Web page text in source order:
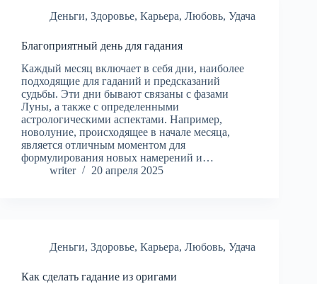
Деньги, Здоровье, Карьера, Любовь, Удача
Благоприятный день для гадания
Каждый месяц включает в себя дни, наиболее
подходящие для гаданий и предсказаний
судьбы. Эти дни бывают связаны с фазами
Луны, а также с определенными
астрологическими аспектами. Например,
новолуние, происходящее в начале месяца,
является отличным моментом для
формулирования новых намерений и…
writer
20 апреля 2025
Деньги, Здоровье, Карьера, Любовь, Удача
Как сделать гадание из оригами